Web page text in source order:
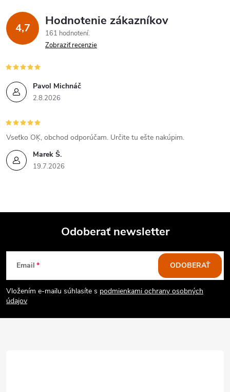
v
k
y
v
p
i
s
4,7 Hodnotenie zákazníkov
161 hodnotení
Zobraziť recenzie
Pavol Michnáč
2.8.2026
Marek Š.
19.7.2026
Vseťko OĶ, obchod odporúčam. Určite tu ešte nakúpim.
Z
á
p
Odoberať newsletter
Email
Vložením e-mailu súhlasíte s podmienkami ochrany osobných
údajov
ODOBERAŤ